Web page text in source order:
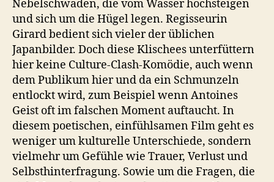
Nebelschwaden, die vom Wasser hochsteigen
und sich um die Hügel legen. Regisseurin
Girard bedient sich vieler der üblichen
Japanbilder. Doch diese Klischees unterfüttern
hier keine Culture-Clash-Komödie, auch wenn
dem Publikum hier und da ein Schmunzeln
entlockt wird, zum Beispiel wenn Antoines
Geist oft im falschen Moment auftaucht. In
diesem poetischen, einfühlsamen Film geht es
weniger um kulturelle Unterschiede, sondern
vielmehr um Gefühle wie Trauer, Verlust und
Selbsthinterfragung. Sowie um die Fragen, die